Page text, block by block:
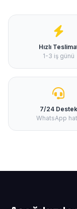
Hızlı
1-3 iş günü
7/24 Destek
WhatsApp